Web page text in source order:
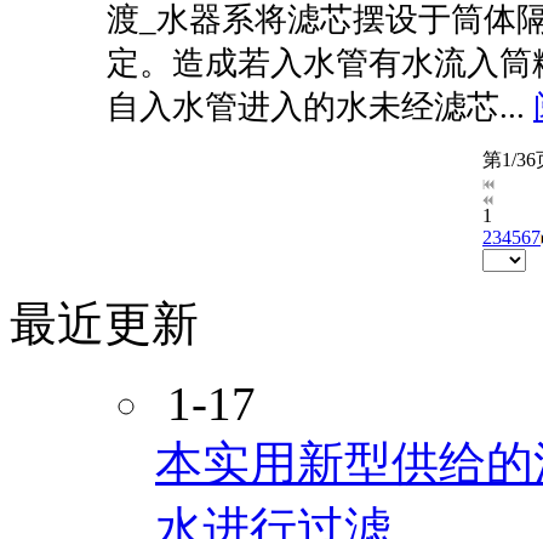
渡_水器系将滤芯摆设于筒体
定。造成若入水管有水流入
自入水管进入的水未经滤芯...
第1/36
1
234567
最近更新
1-17
本实用新型供给